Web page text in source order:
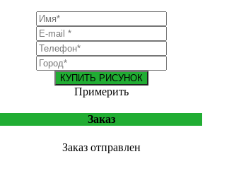
КУПИТЬ РИСУНОК
Примерить
Заказ
Заказ отправлен